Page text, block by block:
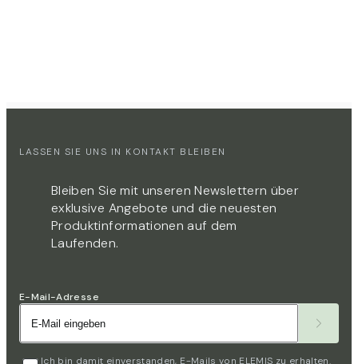
LASSEN SIE UNS IN KONTAKT BLEIBEN
Bleiben Sie mit unseren Newslettern über
exklusive Angebote und die neuesten
Produktinformationen auf dem
Laufenden.​​​​‌
E-Mail-Adresse
Ich bin damit einverstanden, E-Mails von ELEMIS zu erhalten.